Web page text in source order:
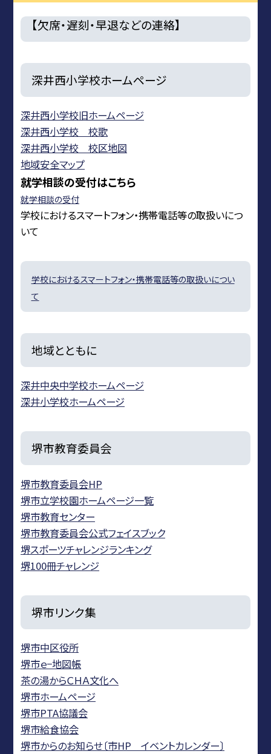
【欠席・遅刻・早退などの連絡】
深井西小学校ホームページ
深井西小学校旧ホームページ
深井西小学校 校歌
深井西小学校 校区地図
地域安全マップ
就学相談の受付はこちら
就学相談の受付
学校におけるスマートフォン・携帯電話等の取扱いにつ
いて
学校におけるスマートフォン・携帯電話等の取扱いについ
て
地域とともに
深井中央中学校ホームページ
深井小学校ホームページ
堺市教育委員会
堺市教育委員会HP
堺市立学校園ホームページ一覧
堺市教育センター
堺市教育委員会公式フェイスブック
堺スポーツチャレンジランキング
堺100冊チャレンジ
堺市リンク集
堺市中区役所
堺市ｅ−地図帳
茶の湯からＣＨＡ文化へ
堺市ホームページ
堺市PTA協議会
堺市給食協会
堺市からのお知らせ〔市HP イベントカレンダー〕